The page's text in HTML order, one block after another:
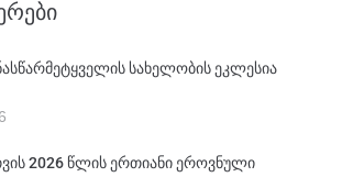
სახელობის ეკლესია
2026 წლის ერთიანი ეროვნული